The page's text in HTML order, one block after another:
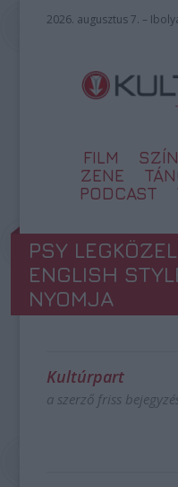
2026. augusztus 7. –
FILM
ZENE
PODCAST
PSY
ENGLISH
NYOMJA
Kultúrpart
a szerző friss